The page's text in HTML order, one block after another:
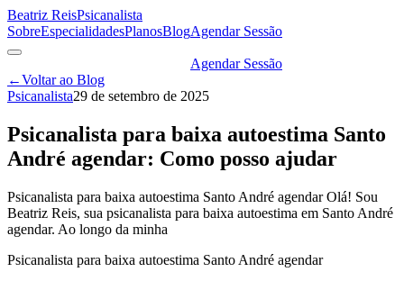
Beatriz ReisPsicanalista
SobreEspecialidadesPlanosBlogAgendar Sessão
Agendar Sessão
←Voltar ao Blog
Psicanalista29 de setembro de 2025
Psicanalista para baixa autoestima Santo
André agendar: Como posso ajudar
Psicanalista para baixa autoestima Santo André agendar Olá! Sou
Beatriz Reis, sua psicanalista para baixa autoestima em Santo André
agendar. Ao longo da minha
Psicanalista para baixa autoestima Santo André agendar